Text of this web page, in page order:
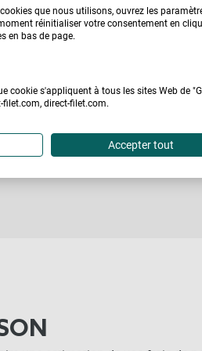
les équipes Direct-Filet
QUESTION
que nous utilisons, ouvrez les
réinitialiser votre consentement en
en bas de page.
cookie s'appliquent à tous les sites Web de
filet.com, direct-filet.com.
Accepter tout